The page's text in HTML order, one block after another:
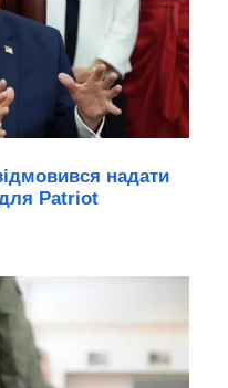
надати
для Patriot